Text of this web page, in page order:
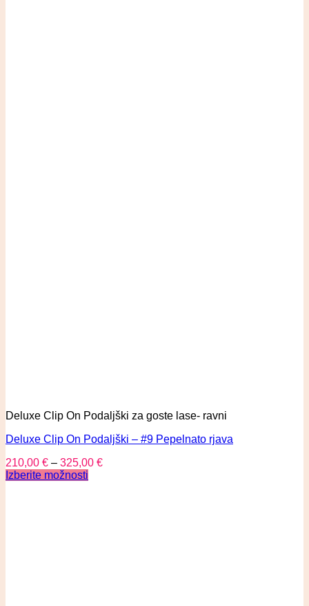
Deluxe Clip On Podaljški za goste lase- ravni
Deluxe Clip On Podaljški – #9 Pepelnato rjava
210,00 € – 325,00 €
Izberite možnosti